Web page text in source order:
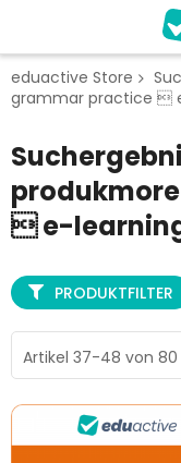
eduactive Store
grammar practice 
 e-
Artikel 37-48 von 80
PRODUKTFILTER